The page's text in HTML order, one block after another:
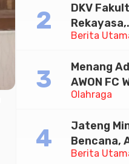
Berita
DKV
Rekayasa,
Diskusi
Olahraga
Menang
AWON FC
Juara
Berita
Jateng
Bencana,
Luthfi